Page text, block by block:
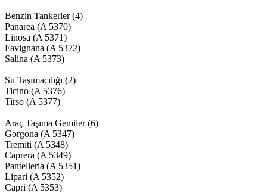
Benzin Tankerler (4)
Panarea (A 5370)
Linosa (A 5371)
Favignana (A 5372)
Salina (A 5373)
Su Taşımacılığı (2)
Ticino (A 5376)
Tirso (A 5377)
Araç Taşıma Gemiler (6)
Gorgona (A 5347)
Tremiti (A 5348)
Caprera (A 5349)
Pantelleria (A 5351)
Lipari (A 5352)
Capri (A 5353)